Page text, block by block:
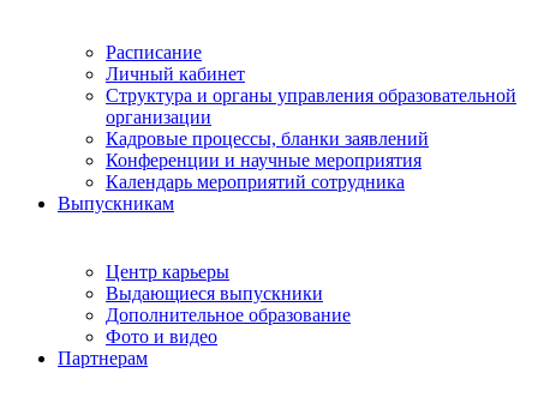
Расписание
Личный кабинет
Структура и органы управления образовательной
организации
Кадровые процессы, бланки заявлений
Конференции и научные мероприятия
Календарь мероприятий сотрудника
Выпускникам
Центр карьеры
Выдающиеся выпускники
Дополнительное образование
Фото и видео
Партнерам